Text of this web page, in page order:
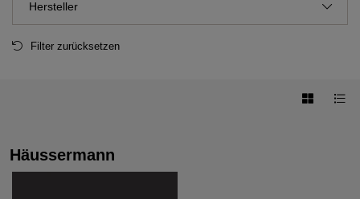
Hersteller
Filter zurücksetzen
Häussermann